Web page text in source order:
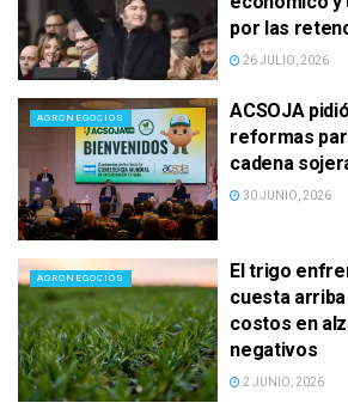
por las
26 JULIO, 2026
AGRONEGOCIOS
ACSOJA
reformas
cadena
30 JUNIO, 2026
AGRONEGOCIOS
El trigo
cuesta
costos en
negativos
2 JUNIO, 2026